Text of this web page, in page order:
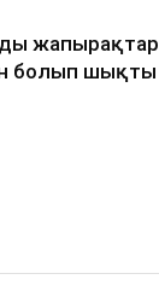
жапырақтар
болып шықты